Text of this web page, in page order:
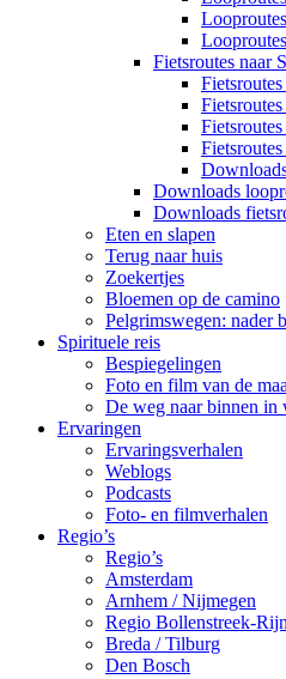
Fietsroutes naar
Downloads
Downloads
Eten en slapen
Terug naar huis
Zoekertjes
Bloemen op de camino
Pelgrimswegen: nader
Spirituele reis
Bespiegelingen
Foto en film van de
De weg naar binnen in
Ervaringen
Ervaringsverhalen
Weblogs
Podcasts
Foto- en filmverhalen
Regio’s
Regio’s
Amsterdam
Arnhem / Nijmegen
Regio Bollenstreek-
Breda / Tilburg
Den Bosch